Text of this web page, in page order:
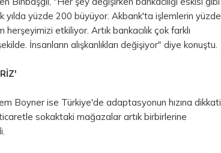
yılda yüzde 200 büyüyor. Akbank'ta işlemlerin yüzde
herşeyimizi etkiliyor. Artık bankacılık çok farklı
İnsanların alışkanlıkları değişiyor" diye konuştu.
Boyner ise Türkiye'de adaptasyonun hızına dikkati
sokaktaki mağazalar artık birbirlerine